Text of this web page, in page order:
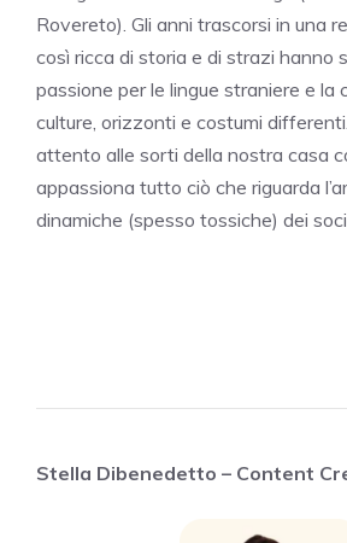
Rovereto). Gli anni trascorsi in una
così ricca di storia e di strazi hanno
passione per le lingue straniere e la
culture, orizzonti e costumi
attento alle sorti della nostra casa
appassiona tutto ciò che riguarda
dinamiche (spesso tossiche) dei
Stella Dibenedetto – Content